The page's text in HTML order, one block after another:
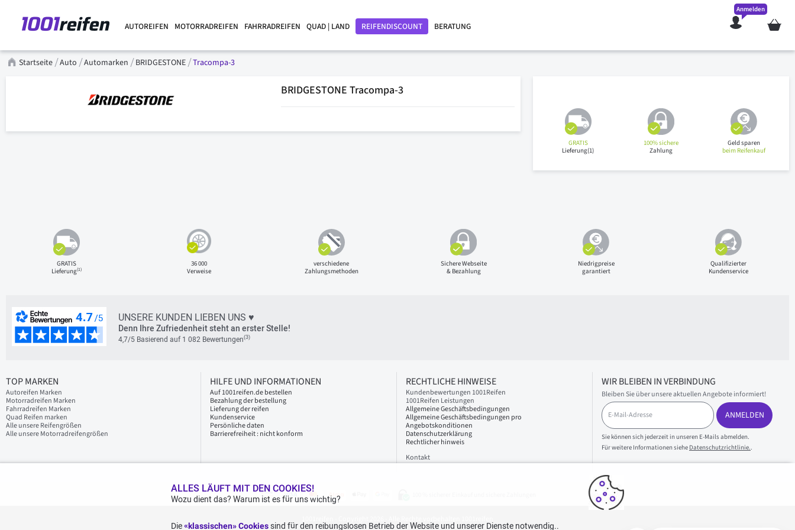
AUTOREIFEN MOTORRADREIFEN FAHRRADREIFEN QUAD | LAND REIFENDISCOUNT BERATUNG Mein
Anmelden
Startseite Auto Automarken BRIDGESTONE Tracompa-3
BRIDGESTONE Tracompa-3
GRATIS
Lieferung(1)
100% sichere
Zahlung
Geld sparen
beim Reifenkauf
GRATIS
Lieferung(1)
36 000
Verweise
verschiedene
Zahlungsmethoden
Sichere Webseite
& Bezahlung
Niedrigpreise
garantiert
Qualifizierter
Kundenservice
UNSERE KUNDEN LIEBEN UNS ♥
Denn Ihre Zufriedenheit steht an erster Stelle!
4,7/5 Basierend auf 1 082 Bewertungen(3)
TOP MARKEN
Autoreifen Marken
Motorradreifen Marken
Fahrradreifen Marken
Quad Reifen marken
Alle unsere Reifengrößen
Alle unsere Motorradreifengrößen
HILFE UND INFORMATIONEN
Auf 1001reifen.de bestellen
Bezahlung der bestellung
Lieferung der reifen
Kundenservice
Persönliche daten
Barrierefreiheit : nicht konform
RECHTLICHE HINWEISE
Kundenbewertungen 1001Reifen
1001Reifen Leistungen
Allgemeine Geschäftsbedingungen
Allgemeine Geschäftsbedingungen pro
Angebotskonditionen
Datenschutzerklärung
Rechtlicher hinweis
Kontakt
WIR BLEIBEN IN VERBINDUNG
Bleiben Sie über unsere aktuellen Angebote informiert!
E
-
M
a
i
l
A
d
r
e
ANMELDEN
Sie können sich jederzeit in unseren E-Mails abmelden.
Für weitere Informationen siehe Datenschutzrichtlinie..
ALLES LÄUFT MIT DEN COOKIES!
Wozu dient das? Warum ist es für uns wichtig?
Die«klassischen» Cookiessind für den reibungslosen Betrieb der Website und unserer Dienste notwendig..